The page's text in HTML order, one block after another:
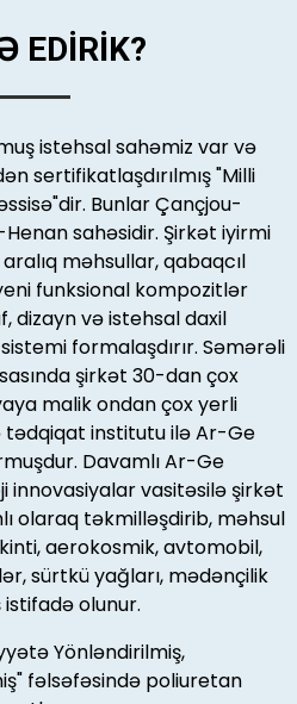
EDİRİK?
istehsal sahəmiz var və
sertifikatlaşdırılmış "Milli
Bunlar Çançjou-
sahəsidir. Şirkət iyirmi
məhsullar, qabaqcıl
funksional kompozitlər
dizayn və istehsal daxil
formalaşdırır. Səmərəli
şirkət 30-dan çox
malik ondan çox yerli
tədqiqat institutu ilə Ar-Ge
Davamlı Ar-Ge
innovasiyalar vasitəsilə şirkət
olaraq təkmilləşdirib, məhsul
aerokosmik, avtomobil,
sürtkü yağları, mədənçilik
olunur.
Yönləndirilmiş,
fəlsəfəsində poliuretan